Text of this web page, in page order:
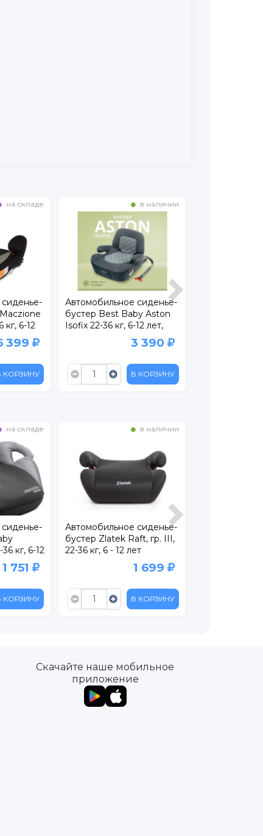
в наличии
сиденье-
Baby Aston
кг, 6-12 лет,
3 390
В КОРЗИНУ
на складе
Автомобильное сиденье-
бустер Amarobaby Enjoy,
гр. 3, 22-36 кг, 6-12 лет
1 666
В КОРЗИНУ
в наличии
Автомобильное сиденье-
бустер Zlatek Raft, гр. III,
22-36 кг, 6 - 12 лет
В КОРЗИНУ
Автомобильное
бустер Siger Мякиш 6-
Скачайте наше мобильное
приложение